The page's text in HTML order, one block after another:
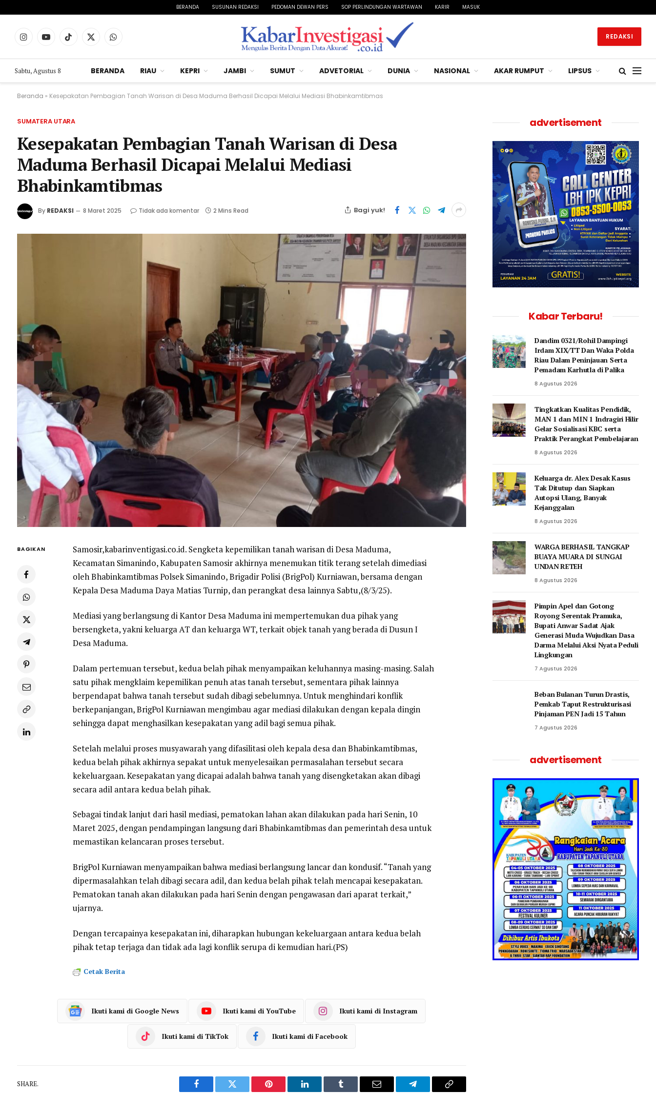
BERANDA SUSUNAN REDAKSI PEDOMAN DEWAN PERS SOP PERLINDUNGAN WARTAWAN KARIR MASUK
InstagramYouTubeTikTokX
WhatsApp REDAKSI
Sabtu, Agustus 8 BERANDA RIAU KEPRI JAMBI SUMUT ADVETORIAL DUNIA NASIONAL AKAR RUMPUT LIPSUS
Beranda » Kesepakatan Pembagian Tanah Warisan di Desa Maduma Berhasil Dicapai Melalui Mediasi Bhabinkamtibmas
SUMATERA UTARA
Kesepakatan Pembagian Tanah Warisan di Desa
Maduma Berhasil Dicapai Melalui Mediasi
Bhabinkamtibmas
By REDAKSI 8 Maret 2025 Tidak ada komentar 2 Mins Read Bagi yuk!
BAGIKAN
Samosir,kabarinventigasi.co.id. Sengketa kepemilikan tanah warisan di Desa Maduma,
Kecamatan Simanindo, Kabupaten Samosir akhirnya menemukan titik terang setelah dimediasi
oleh Bhabinkamtibmas Polsek Simanindo, Brigadir Polisi (BrigPol) Kurniawan, bersama dengan
Kepala Desa Maduma Daya Matias Turnip, dan perangkat desa lainnya Sabtu,(8/3/25).
Mediasi yang berlangsung di Kantor Desa Maduma ini mempertemukan dua pihak yang
bersengketa, yakni keluarga AT dan keluarga WT, terkait objek tanah yang berada di Dusun I
Desa Maduma.
Dalam pertemuan tersebut, kedua belah pihak menyampaikan keluhannya masing-masing. Salah
satu pihak mengklaim kepemilikan penuh atas tanah tersebut, sementara pihak lainnya
berpendapat bahwa tanah tersebut sudah dibagi sebelumnya. Untuk menghindari konflik
berkepanjangan, BrigPol Kurniawan mengimbau agar mediasi dilakukan dengan kepala dingin
sehingga dapat menghasilkan kesepakatan yang adil bagi semua pihak.
Setelah melalui proses musyawarah yang difasilitasi oleh kepala desa dan Bhabinkamtibmas,
kedua belah pihak akhirnya sepakat untuk menyelesaikan permasalahan tersebut secara
kekeluargaan. Kesepakatan yang dicapai adalah bahwa tanah yang disengketakan akan dibagi
secara adil antara kedua belah pihak.
Sebagai tindak lanjut dari hasil mediasi, pematokan lahan akan dilakukan pada hari Senin, 10
Maret 2025, dengan pendampingan langsung dari Bhabinkamtibmas dan pemerintah desa untuk
memastikan kelancaran proses tersebut.
BrigPol Kurniawan menyampaikan bahwa mediasi berlangsung lancar dan kondusif. “Tanah yang
dipermasalahkan telah dibagi secara adil, dan kedua belah pihak telah mencapai kesepakatan.
Pematokan tanah akan dilakukan pada hari Senin dengan pengawasan dari aparat terkait,”
ujarnya.
Dengan tercapainya kesepakatan ini, diharapkan hubungan kekeluargaan antara kedua belah
pihak tetap terjaga dan tidak ada lagi konflik serupa di kemudian hari.(PS)
Cetak Berita
Ikuti kami di Google News Ikuti kami di YouTube Ikuti kami di Instagram
Ikuti kami di TikTok Ikuti kami di Facebook
SHARE.
Facebook Twitter Pinterest LinkedIn Tumblr Email Telegram Copy
advertisement
Kabar Terbaru!
Dandim 0321/Rohil Dampingi
Irdam XIX/TT Dan Waka Polda
Riau Dalam Peninjauan Serta
Pemadam Karhutla di Palika
8 Agustus 2026
Tingkatkan Kualitas Pendidik,
MAN 1 dan MIN 1 Indragiri Hilir
Gelar Sosialisasi KBC serta
Praktik Perangkat Pembelajaran
8 Agustus 2026
Keluarga dr. Alex Desak Kasus
Tak Ditutup dan Siapkan
Autopsi Ulang, Banyak
Kejanggalan
8 Agustus 2026
WARGA BERHASIL TANGKAP
BUAYA MUARA DI SUNGAI
UNDAN RETEH
8 Agustus 2026
Pimpin Apel dan Gotong
Royong Serentak Pramuka,
Bupati Anwar Sadat Ajak
Generasi Muda Wujudkan Dasa
Darma Melalui Aksi Nyata Peduli
Lingkungan
7 Agustus 2026
Beban Bulanan Turun Drastis,
Pemkab Taput Restrukturisasi
Pinjaman PEN Jadi 15 Tahun‎
7 Agustus 2026
advertisement